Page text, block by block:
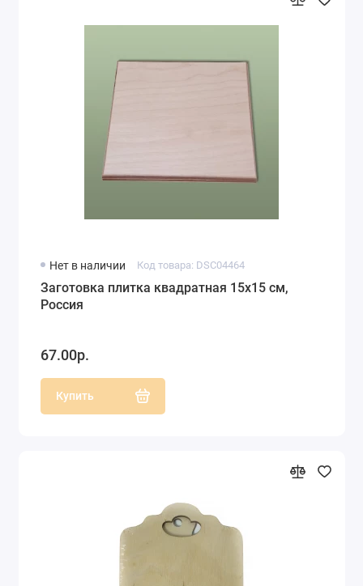
Нет в наличии Код товара: DSC04464
Заготовка плитка квадратная 15х15 см,
Россия
67.00р.
Купить